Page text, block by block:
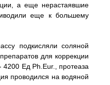
а еще нерастаявшие
еще к большему
подкисляли соляной
для коррекции
4200 Ед Ph.Eur., протеаза
проводился на водяной